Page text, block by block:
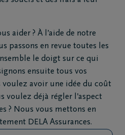
aider ? À l’aide de notre
passons en revue toutes les
le doigt sur ce qui
ensuite tous vos
voulez avoir une idée du coût
voulez déjà régler l’aspect
? Nous vous mettons en
DELA Assurances.